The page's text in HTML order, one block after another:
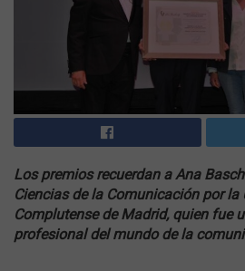
Los premios recuerdan a Ana
Ciencias de la Comunicación por la
Complutense de Madrid, quien fue
profesional del mundo de la